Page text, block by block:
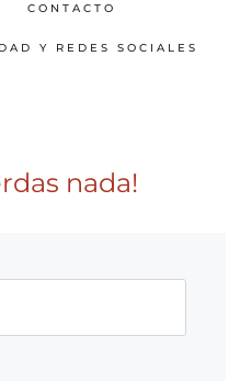
CONTACTO
Y REDES SOCIALES
nada!